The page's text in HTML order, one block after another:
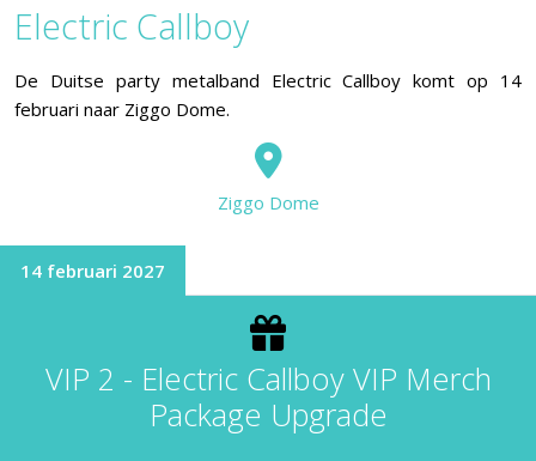
Electric Callboy
De Duitse party metalband Electric Callboy komt op 14
februari naar Ziggo Dome.
Ziggo Dome
14 februari 2027
VIP 2 - Electric Callboy VIP Merch
Package Upgrade